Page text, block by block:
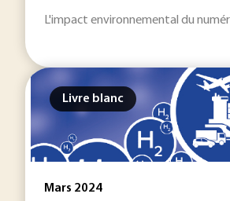
L'impact environnemental du
Livre blanc
Mars 2024